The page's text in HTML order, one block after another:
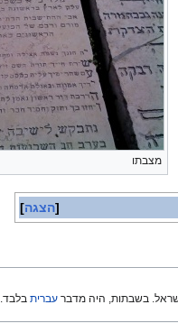
מצבתו
הצגה
בשבתות, היה מדברעברית בלבד.